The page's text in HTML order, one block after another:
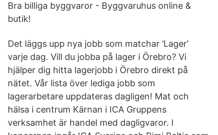
Bra billiga byggvaror - Byggvaruhus online &
butik!
Det läggs upp nya jobb som matchar ’Lager’
varje dag. Vill du jobba på lager i Örebro? Vi
hjälper dig hitta lagerjobb i Örebro direkt på
nätet. Vår lista över lediga jobb som
lagerarbetare uppdateras dagligen! Mat och
hälsa i centrum Kärnan i ICA Gruppens
verksamhet är handel med dagligvaror. I